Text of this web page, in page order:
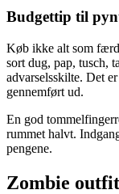
Budgettip til
Køb ikke alt som
sort dug, pap, tusch,
advarselsskilte. Det
gennemført ud.
En god
rummet halvt.
pengene.
Zombie